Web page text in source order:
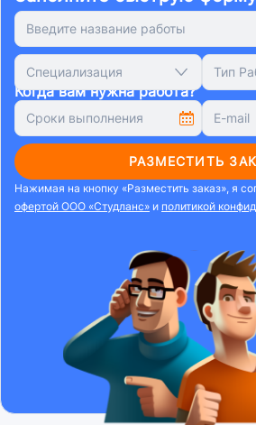
Специализация Тип
Когда вам нужна работа?
РАЗМЕСТИТЬ
Нажимая на кнопку «Разместить заказ», я
офертой ООО «Студланс» и политикой